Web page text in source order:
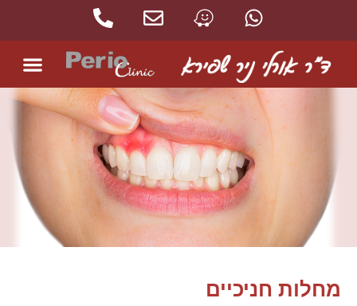
מחלות חניכיים